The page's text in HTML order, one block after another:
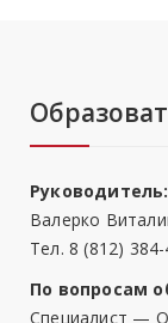
Руководитель:
Валерко
Тел. 8 (812)
По вопросам
Специалист —